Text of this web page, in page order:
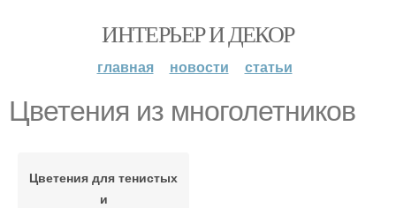
ИНТЕРЬЕР И ДЕКОР
главная новости статьи
Цветения из многолетников
Цветения для тенистых
и